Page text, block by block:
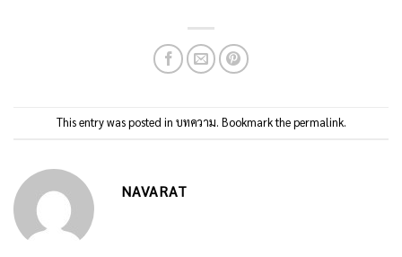
This entry was posted in บทความ. Bookmark thepermalink.
NAVARAT